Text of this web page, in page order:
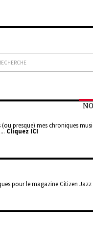
presque) mes chroniques
Cliquez ICI
pour le magazine Citizen